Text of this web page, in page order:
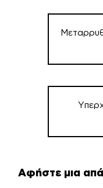
άρθρων
Αφήστε μια